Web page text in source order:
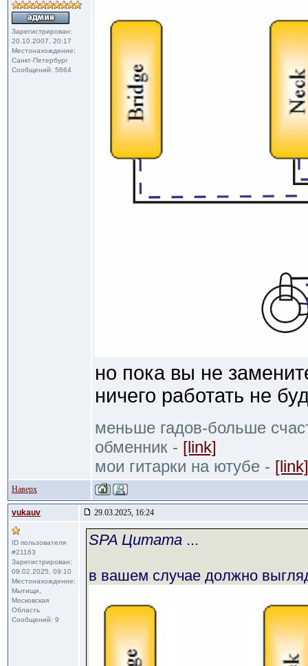
Зарегистрирован:
20.10.2007, 20:17
Местонахождение:
Санкт-Петербург
Сообщений: 5664
но пока вы не
ничего работать не
меньше гадов-больше
обменник - [link]
мои гитарки на ютубе - [link]
Наверх
vukauv 29.03.2025, 16:24
ID пользователя
#21163
Зарегистрирован:
09.02.2025, 09:10
Местонахождение:
Мытищи,
Московская
Область
Сообщений: 9
SPA Цитата ...
в вашем случае должно